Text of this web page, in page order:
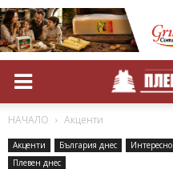
НАЧАЛО Акценти
Акценти България днес Интересно
Плевен днес